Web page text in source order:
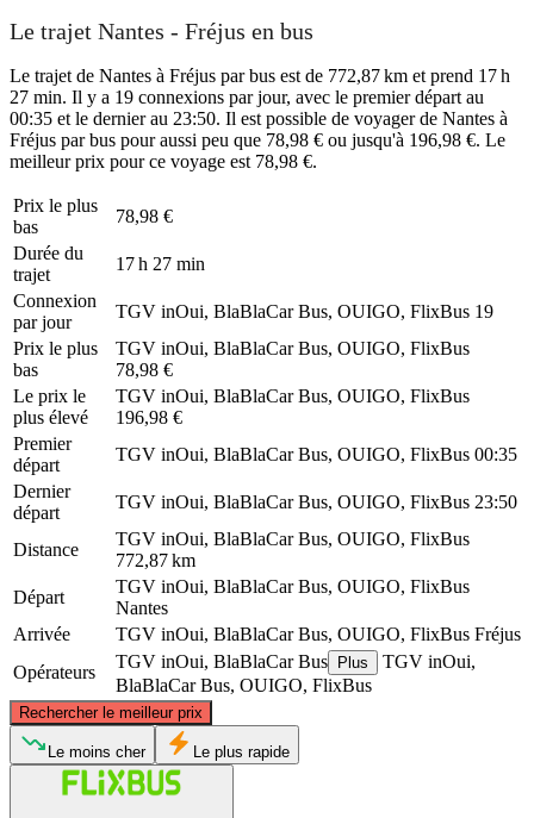
Le trajet Nantes - Fréjus en bus
Le trajet de Nantes à Fréjus par bus est de 772,87 km et prend 17 h
27 min. Il y a 19 connexions par jour, avec le premier départ au
00:35 et le dernier au 23:50. Il est possible de voyager de Nantes à
Fréjus par bus pour aussi peu que 78,98 € ou jusqu'à 196,98 €. Le
meilleur prix pour ce voyage est 78,98 €.
Prix ​​le plus
bas
78,98 €
Durée du
trajet
17 h 27 min
Connexion
par jour
TGV inOui, BlaBlaCar Bus, OUIGO, FlixBus 19
Prix ​​le plus
bas
TGV inOui, BlaBlaCar Bus, OUIGO, FlixBus
78,98 €
Le prix le
plus élevé
TGV inOui, BlaBlaCar Bus, OUIGO, FlixBus
196,98 €
Premier
départ
TGV inOui, BlaBlaCar Bus, OUIGO, FlixBus 00:35
Dernier
départ
TGV inOui, BlaBlaCar Bus, OUIGO, FlixBus 23:50
Distance
TGV inOui, BlaBlaCar Bus, OUIGO, FlixBus
772,87 km
Départ
TGV inOui, BlaBlaCar Bus, OUIGO, FlixBus
Nantes
Arrivée
TGV inOui, BlaBlaCar Bus, OUIGO, FlixBus Fréjus
Opérateurs
TGV inOui, BlaBlaCar Bus Plus
TGV inOui,
BlaBlaCar Bus, OUIGO, FlixBus
Rechercher le meilleur prix
Nantes
©CARTO, ©OpenStreetMap
Le moins cher Le plus rapide